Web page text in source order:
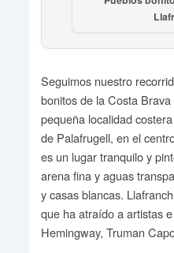
Seguimos nuestro
bonitos de la Costa
pequeña localidad
de Palafrugell, en el
es un lugar tranquilo y
arena fina y aguas
y casas blancas.
que ha atraído a artistas
Hemingway, Truman